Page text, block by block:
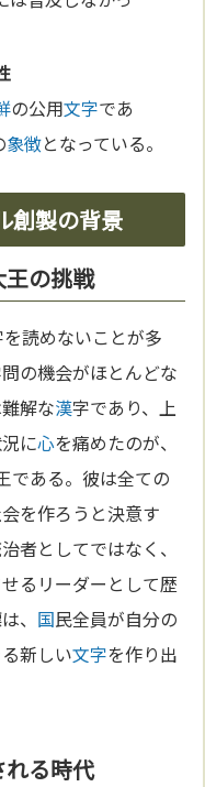
の公用文字であ
象徴となっている。
創製の背景
の挑戦
読めないことが多
の機会がほとんどな
解な漢字であり、上
に心を痛めたのが、
である。彼は全ての
を作ろうと決意す
者としてではなく、
るリーダーとして歴
、 国民全員が自分の
新しい文字を作り出
る時代